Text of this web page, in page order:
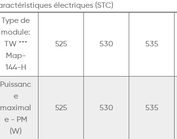
électriques (STC)
Type de
module:
TW ***
Map-
144-H
525 530 535
Puissanc
e
maximal
e - PM
(W)
525 530 535